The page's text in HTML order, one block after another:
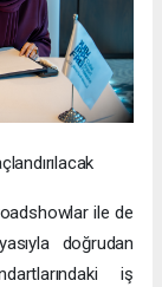
ile de
doğrudan
iş